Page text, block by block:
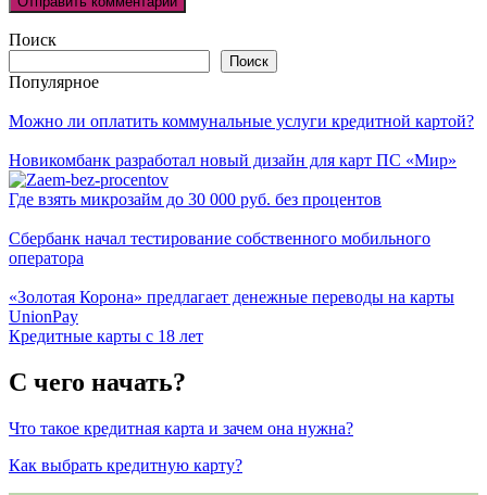
Поиск
Поиск
Популярное
Можно ли оплатить коммунальные услуги кредитной картой?
Новикомбанк разработал новый дизайн для карт ПС «Мир»
Где взять микрозайм до 30 000 руб. без процентов
Сбербанк начал тестирование собственного мобильного
оператора
«Золотая Корона» предлагает денежные переводы на карты
UnionPay
Кредитные карты с 18 лет
С чего начать?
Что такое кредитная карта и зачем она нужна?
Как выбрать кредитную карту?